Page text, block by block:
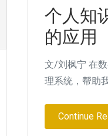
个人知
的应用
文/刘枫宁 在
理系统，帮助
Continue